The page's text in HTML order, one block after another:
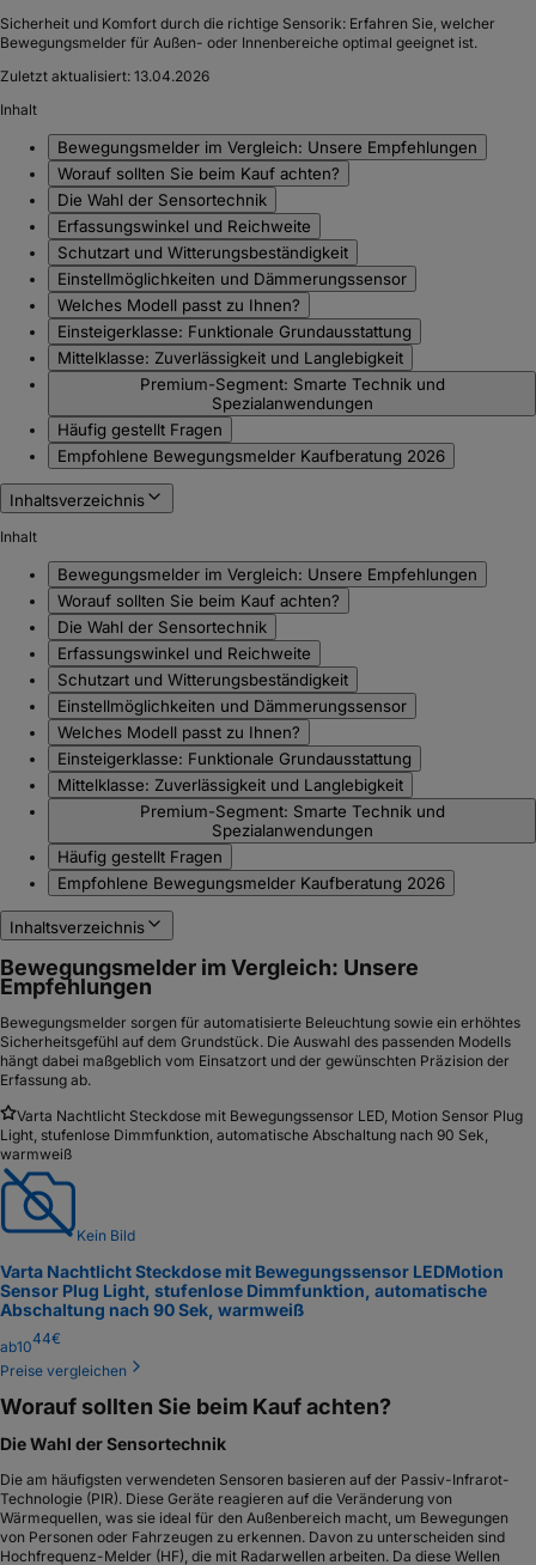
Sicherheit und Komfort durch die richtige Sensorik: Erfahren Sie, welcher
Bewegungsmelder für Außen- oder Innenbereiche optimal geeignet ist.
Zuletzt aktualisiert: 13.04.2026
Inhalt
Bewegungsmelder im Vergleich: Unsere Empfehlungen
Worauf sollten Sie beim Kauf achten?
Die Wahl der Sensortechnik
Erfassungswinkel und Reichweite
Schutzart und Witterungsbeständigkeit
Einstellmöglichkeiten und Dämmerungssensor
Welches Modell passt zu Ihnen?
Einsteigerklasse: Funktionale Grundausstattung
Mittelklasse: Zuverlässigkeit und Langlebigkeit
Premium-Segment: Smarte Technik und
Spezialanwendungen
Häufig gestellt Fragen
Empfohlene Bewegungsmelder Kaufberatung 2026
Inhaltsverzeichnis
Inhalt
Bewegungsmelder im Vergleich: Unsere Empfehlungen
Worauf sollten Sie beim Kauf achten?
Die Wahl der Sensortechnik
Erfassungswinkel und Reichweite
Schutzart und Witterungsbeständigkeit
Einstellmöglichkeiten und Dämmerungssensor
Welches Modell passt zu Ihnen?
Einsteigerklasse: Funktionale Grundausstattung
Mittelklasse: Zuverlässigkeit und Langlebigkeit
Premium-Segment: Smarte Technik und
Spezialanwendungen
Häufig gestellt Fragen
Empfohlene Bewegungsmelder Kaufberatung 2026
Inhaltsverzeichnis
Bewegungsmelder im Vergleich: Unsere
Empfehlungen
Bewegungsmelder sorgen für automatisierte Beleuchtung sowie ein erhöhtes
Sicherheitsgefühl auf dem Grundstück. Die Auswahl des passenden Modells
hängt dabei maßgeblich vom Einsatzort und der gewünschten Präzision der
Erfassung ab.
Varta Nachtlicht Steckdose mit Bewegungssensor LED, Motion Sensor Plug
Light, stufenlose Dimmfunktion, automatische Abschaltung nach 90 Sek,
warmweiß
Kein Bild
Varta Nachtlicht Steckdose mit Bewegungssensor LEDMotion
Sensor Plug Light, stufenlose Dimmfunktion, automatische
Abschaltung nach 90 Sek, warmweiß
ab1044€
Preise vergleichen
Worauf sollten Sie beim Kauf achten?
Die Wahl der Sensortechnik
Die am häufigsten verwendeten Sensoren basieren auf der Passiv-Infrarot-
Technologie (PIR). Diese Geräte reagieren auf die Veränderung von
Wärmequellen, was sie ideal für den Außenbereich macht, um Bewegungen
von Personen oder Fahrzeugen zu erkennen. Davon zu unterscheiden sind
Hochfrequenz-Melder (HF), die mit Radarwellen arbeiten. Da diese Wellen